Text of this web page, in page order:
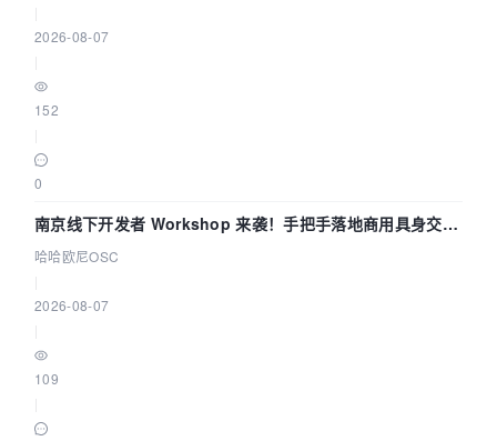
2026-08-07
152
0
南京线下开发者 Workshop 来袭！手把手落地商用具身交互
智能 Agent 应用
哈哈欧尼OSC
2026-08-07
109